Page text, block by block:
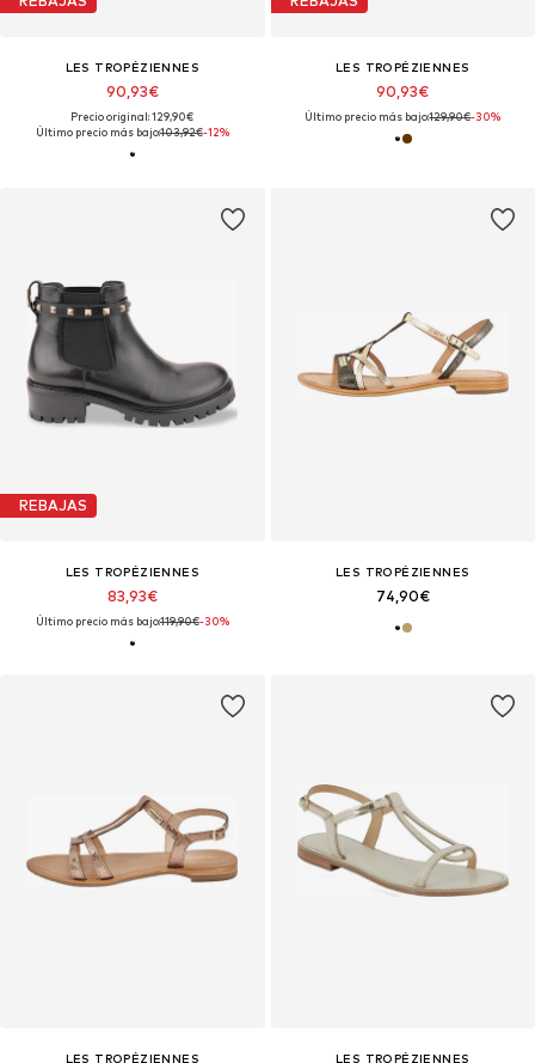
LES TROPÉZIENNES
90,93€
Precio original: 129,90€
Último precio más bajo:103,92€-12%
LES TROPÉZIENNES
90,93€
Último precio más bajo:129,90€-30%
REBAJAS
LES TROPÉZIENNES
83,93€
Último precio más bajo:119,90€-30%
LES TROPÉZIENNES
74,90€
LES TROPÉZIENNES LES TROPÉZIENNES